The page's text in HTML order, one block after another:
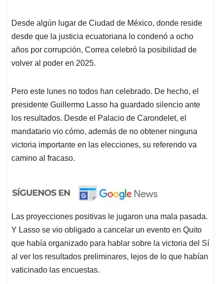
Desde algún lugar de Ciudad de México, donde reside
desde que la justicia ecuatoriana lo condenó a ocho
años por corrupción, Correa celebró la posibilidad de
volver al poder en 2025.
Pero este lunes no todos han celebrado. De hecho, el
presidente Guillermo Lasso ha guardado silencio ante
los resultados. Desde el Palacio de Carondelet, el
mandatario vio cómo, además de no obtener ninguna
victoria importante en las elecciones, su referendo va
camino al fracaso.
Las proyecciones positivas le jugaron una mala pasada.
Y Lasso se vio obligado a cancelar un evento en Quito
que había organizado para hablar sobre la victoria del Sí
al ver los resultados preliminares, lejos de lo que habían
vaticinado las encuestas.